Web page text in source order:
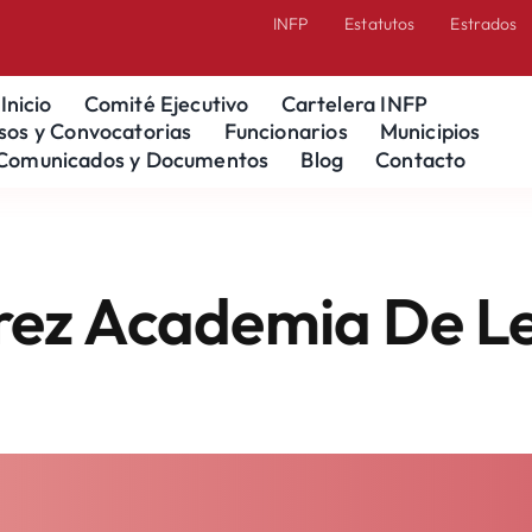
INFP Estatutos Estrados
Inicio Comité Ejecutivo
Cartelera INFP
y Convocatorias
Funcionarios
Municipios
y Documentos
Blog Contacto
De